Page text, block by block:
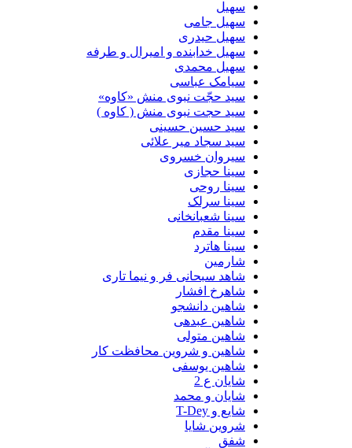
سهیل جامی
سهیل حیدری
سهیل خدابنده و امیرال و طرفه
سهیل محمدی
سیامک عباسی
سید حجّت نبوی منش «کاوه»
سید حجت نبوی منش ( کاوه )
سید حسین حسینى
سید سجاد میر علائی
سیروان خسروی
سینا حجازی
سینا روحی
سینا سرلک
سینا شعبانخانی
سینا مقدم
سینا هاترد
شارمین
شاهد سبحانی فر و نیما تاری
شاهرخ افشار
شاهین دانشجو
شاهین عبدهی
شاهین متولی
شاهین و شروین محافظت کار
شاهین یوسفی
شایان ع 2
شایان و محمد
شایع و T-Dey
شروین شایا